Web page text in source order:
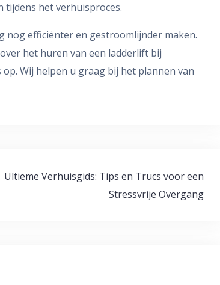
tijdens het verhuisproces.
nog efficiënter en gestroomlijnder maken.
het huren van een ladderlift bij
Wij helpen u graag bij het plannen van
Ultieme Verhuisgids: Tips en Trucs voor een
Stressvrije Overgang